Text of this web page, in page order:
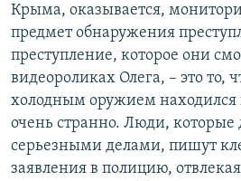
Крыма, оказывается,
предмет обнаружения
преступление, которое они
видеороликах Олега, – это то,
холодным оружием находился
очень странно. Люди,
серьезными делами, пишут
заявления в полицию,